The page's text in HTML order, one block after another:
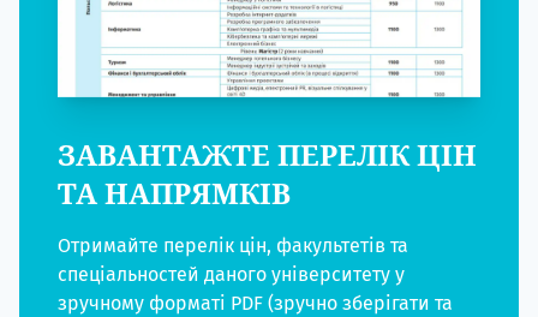
ЗАВАНТАЖТЕ ПЕРЕЛІК ЦІН
ТА НАПРЯМКІВ
Отримайте перелік цін, факультетів та
спеціальностей даного університету у
зручному форматі PDF (зручно зберігати та